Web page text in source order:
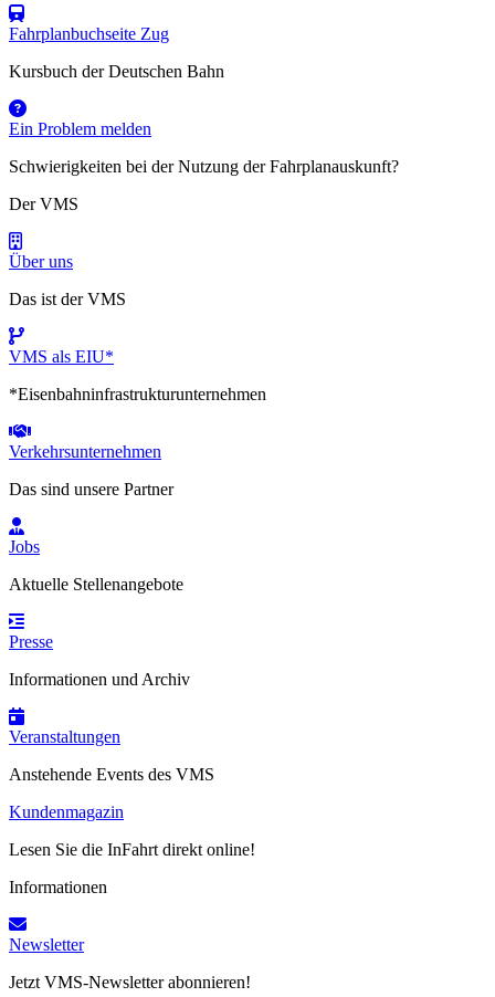
Fahrplanbuchseite Zug
Kursbuch der Deutschen Bahn
Ein Problem melden
Schwierigkeiten bei der Nutzung der Fahrplanauskunft?
Der VMS
Über uns
Das ist der VMS
VMS als EIU*
*Eisenbahninfrastrukturunternehmen
Verkehrsunternehmen
Das sind unsere Partner
Jobs
Aktuelle Stellenangebote
Presse
Informationen und Archiv
Veranstaltungen
Anstehende Events des VMS
Kundenmagazin
Lesen Sie die InFahrt direkt online!
Informationen
Newsletter
Jetzt VMS-Newsletter abonnieren!